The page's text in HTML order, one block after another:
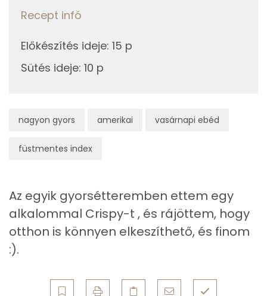
nagyon gyors amerikai vasárnapi ebéd
füstmentes index
oregánó
0g só
0gfűszerpaprika
0 kcal
0gmajoranna
0g zellersó
0 kcal
0gbazsalikom 0 kcal
TOP vitaminok
Kolin:
E vitamin:
Fehérje
Összesen 18.3 g
Összesen 46.5 g
Recept infó
Előkészítés ideje: 15 p
Sütés ideje: 10 p
Az egyik gyorsétteremben ettem egy
alkalommal Crispy-t , és rájöttem, hogy
otthon is könnyen elkeszíthető, és finom
:).